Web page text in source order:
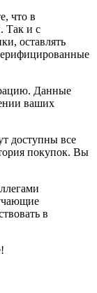
что в
Так и с
оставлять
Данные
ваших
доступны все
покупок. Вы
в